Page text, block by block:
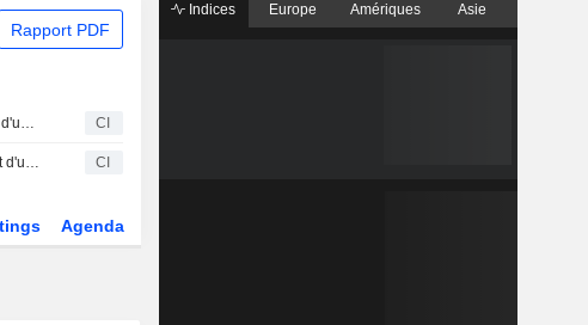
Rapport PDF
CIMC Vehicles (Group) Co., Ltd. annonce le versement d'un dividende final en numéraire pour le premier trimestre 2026, payable le 6 juillet 2026 CI
CIMC Vehicles (Group) Co., Ltd. approuve le versement d'un dividende en numéraire pour 2025 CI
Agenda
Indices Europe Amériques Asie